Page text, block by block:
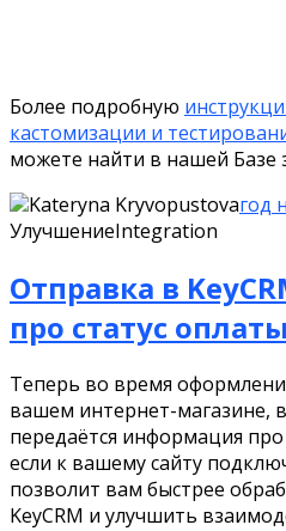
Более подробную
кастомизации и
можете найти в нашей Базе
Kateryna Kryvopustovaгод
УлучшениеIntegration
Отправка в
про статус оплаты
Теперь во время
вашем интернет-магазине, в
передаётся информация про
если к вашему сайту
позволит вам быстрее
KeyCRM и улучшить